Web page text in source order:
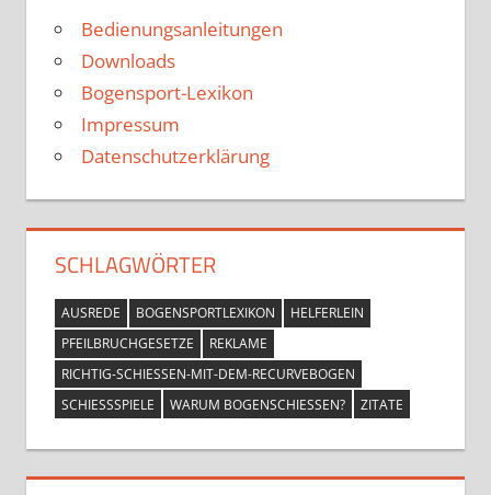
Bedienungsanleitungen
Downloads
Bogensport-Lexikon
Impressum
Datenschutzerklärung
SCHLAGWÖRTER
AUSREDE BOGENSPORTLEXIKON
HELFERLEIN
PFEILBRUCHGESETZE
REKLAME
RICHTIG-SCHIESSEN-MIT-DEM-RECURVEBOGEN
SCHIESSSPIELE
WARUM BOGENSCHIESSEN? ZITATE